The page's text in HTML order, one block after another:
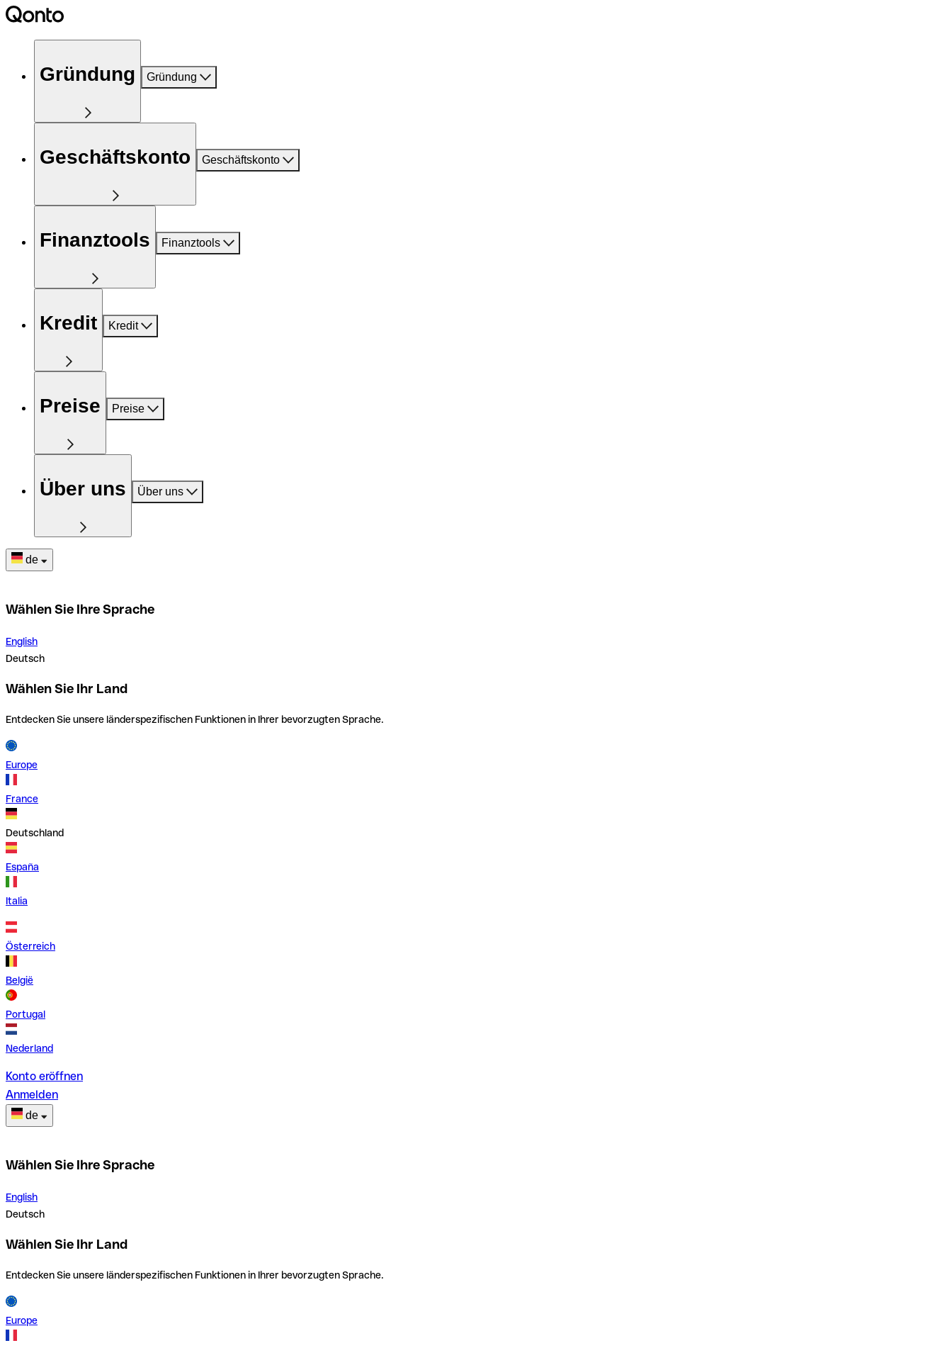
Gründung Gründung
Geschäftskonto Geschäftskonto
Finanztools Finanztools
Kredit Kredit
Preise Preise
Über uns Über uns
de
Wählen Sie Ihre Sprache
English
Deutsch
Wählen Sie Ihr Land
Entdecken Sie unsere länderspezifischen Funktionen in Ihrer bevorzugten Sprache.
Europe
France
Deutschland
España
Italia
Österreich
België
Portugal
Nederland
Konto eröffnen
Anmelden
de
Wählen Sie Ihre Sprache
English
Deutsch
Wählen Sie Ihr Land
Entdecken Sie unsere länderspezifischen Funktionen in Ihrer bevorzugten Sprache.
Europe